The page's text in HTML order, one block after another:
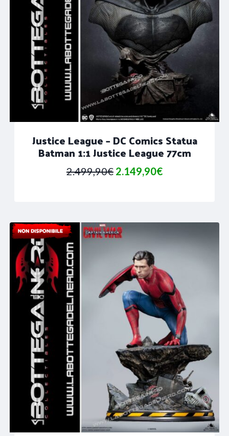
Justice League – DC Comics Statua
Batman 1:1 Justice League 77cm
2.499,90€ Il
era:
2.499,90€.
2.149,90€Il
è: